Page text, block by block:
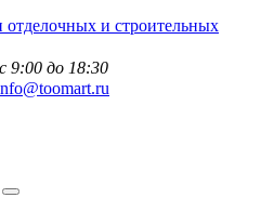
9:00 до 18:30